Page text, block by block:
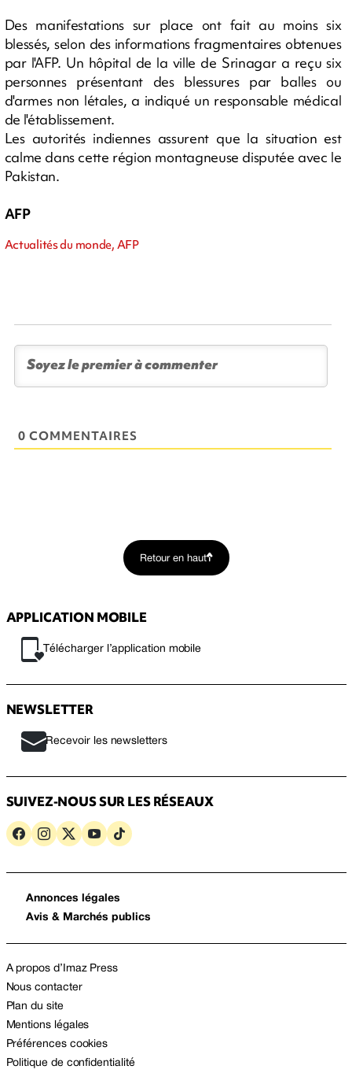
Des manifestations sur place ont fait au moins six
blessés, selon des informations fragmentaires obtenues
par l'AFP. Un hôpital de la ville de Srinagar a reçu six
personnes présentant des blessures par balles ou
d'armes non létales, a indiqué un responsable médical
de l'établissement.
Les autorités indiennes assurent que la situation est
calme dans cette région montagneuse disputée avec le
Pakistan.
AFP
Actualités du monde, AFP
0 COMMENTAIRES
Retour en haut
APPLICATION MOBILE
Télécharger l’application mobile
NEWSLETTER
Recevoir les newsletters
SUIVEZ-NOUS SUR LES RÉSEAUX
Annonces légales
Avis & Marchés publics
A propos d’Imaz Press
Nous contacter
Plan du site
Mentions légales
Préférences cookies
Politique de confidentialité